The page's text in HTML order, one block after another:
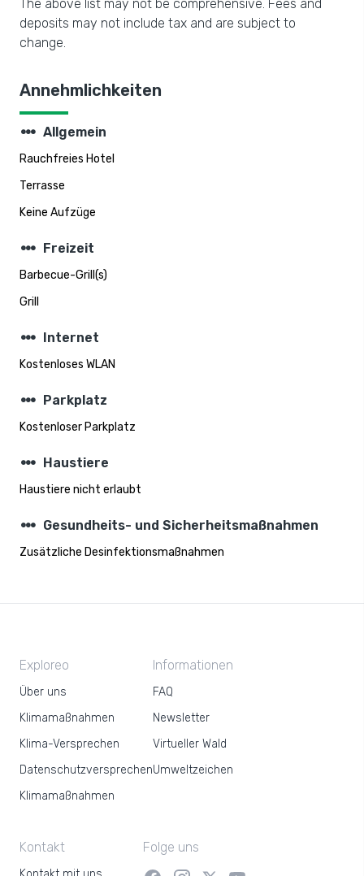
The above list may not be comprehensive. Fees and
deposits may not include tax and are subject to
change.
Annehmlichkeiten
steppers Allgemein
Rauchfreies Hotel
Terrasse
Keine Aufzüge
steppers Freizeit
Barbecue-Grill(s)
Grill
steppers Internet
Kostenloses WLAN
steppers Parkplatz
Kostenloser Parkplatz
steppers Haustiere
Haustiere nicht erlaubt
steppers Gesundheits- und Sicherheitsmaßnahmen
Zusätzliche Desinfektionsmaßnahmen
Exploreo
Über uns
Klimamaßnahmen
Klima-Versprechen
Datenschutzversprechen
Klimamaßnahmen
Informationen
FAQ
Newsletter
Virtueller Wald
Umweltzeichen
Kontakt Folge uns